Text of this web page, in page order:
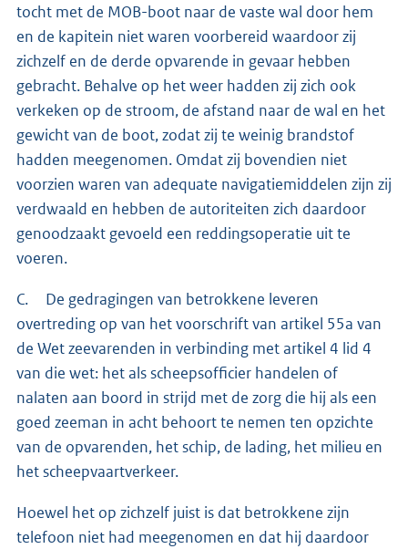
tocht met de MOB-boot naar de vaste wal door hem
en de kapitein niet waren voorbereid waardoor zij
zichzelf en de derde opvarende in gevaar hebben
gebracht. Behalve op het weer hadden zij zich ook
verkeken op de stroom, de afstand naar de wal en het
gewicht van de boot, zodat zij te weinig brandstof
hadden meegenomen. Omdat zij bovendien niet
voorzien waren van adequate navigatiemiddelen zijn zij
verdwaald en hebben de autoriteiten zich daardoor
genoodzaakt gevoeld een reddingsoperatie uit te
voeren.
C. De gedragingen van betrokkene leveren
overtreding op van het voorschrift van artikel 55a van
de Wet zeevarenden in verbinding met artikel 4 lid 4
van die wet: het als scheepsofficier handelen of
nalaten aan boord in strijd met de zorg die hij als een
goed zeeman in acht behoort te nemen ten opzichte
van de opvarenden, het schip, de lading, het milieu en
het scheepvaartverkeer.
Hoewel het op zichzelf juist is dat betrokkene zijn
telefoon niet had meegenomen en dat hij daardoor